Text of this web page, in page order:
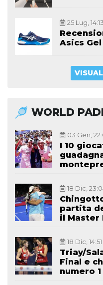
25 Lug, 14:13
Asics
WORLD
03 Gen,
I 10
18 Dic,
partita
il Master
18 Dic, 14:51
Triay/
Final e
numero